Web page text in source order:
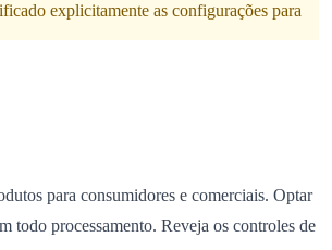
explicitamente as configurações para
para consumidores e comerciais. Optar
todo processamento. Reveja os controles de